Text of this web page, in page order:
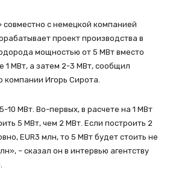
совместно с немецкой компанией
проект производства в
мощностью от 5 МВт вместо
1 МВт, а затем 2-3 МВт, сообщил
компании Игорь Сирота.
10 МВт. Во-первых, в расчете на 1 МВт
5 МВт, чем 2 МВт. Если построить 2
EUR3 млн, то 5 МВт будет стоить не
– сказал он в интервью агентству